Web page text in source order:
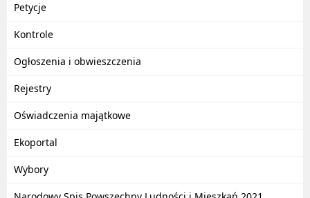
Petycje
Kontrole
Ogłoszenia i obwieszczenia
Rejestry
Oświadczenia majątkowe
Ekoportal
Wybory